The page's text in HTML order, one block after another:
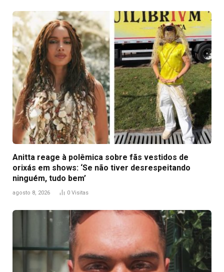
Anitta reage à polêmica sobre fãs vestidos de
orixás em shows: ‘Se não tiver desrespeitando
ninguém, tudo bem’
agosto 8, 2026 0 Visitas